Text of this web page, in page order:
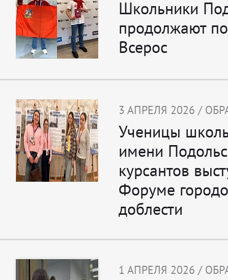
Школьники
продолжают
Всерос
3 АПРЕЛЯ 2026 /
Ученицы
имени
курсантов
Форуме
доблести
1 АПРЕЛЯ 2026 /